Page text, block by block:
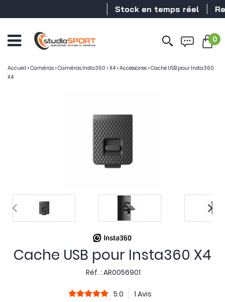
Stock en temps réel
0
Accueil >Caméras>Caméras Insta360 >X4>Accessoires>Cache USB pour Insta360
X4
Cache USB pour Insta360 X4
Réf. : AR0056901
5.0 1 Avis